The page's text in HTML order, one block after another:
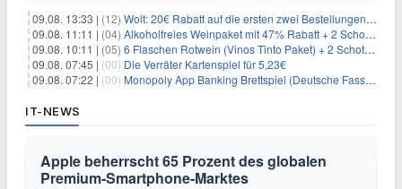
09.08. 13:33 | (12) Wolt: 20€ Rabatt auf die ersten zwei Bestellungen für Neukunden
09.08. 11:11 | (04) Alkoholfreies Weinpaket mit 47% Rabatt + 2 Schott Zwiesel Gläser GRATIS für 29,99€
09.08. 10:11 | (05) 6 Flaschen Rotwein (Vinos Tinto Paket) + 2 Schott Zwiesel Gläser für 25,99€ inkl. Versand
09.08. 07:45 | (00) Die Verräter Kartenspiel für 5,23€
09.08. 07:22 | (00) Monopoly App Banking Brettspiel (Deutsche Fassung) für 9,84€
IT-NEWS
Apple beherrscht 65 Prozent des globalen
Premium-Smartphone-Marktes